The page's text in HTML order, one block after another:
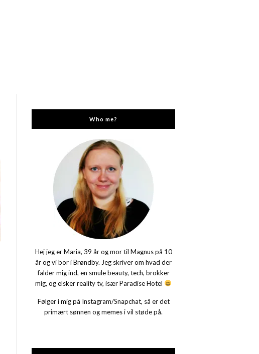
Who me?
Hej jeg er Maria, 39 år og mor til Magnus på 10
år og vi bor i Brøndby. Jeg skriver om hvad der
falder mig ind, en smule beauty, tech, brokker
mig, og elsker reality tv, især Paradise Hotel
Følger i mig på Instagram/Snapchat, så er det
primært sønnen og memes i vil støde på.